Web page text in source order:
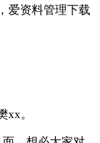
爱资料管理下载
xx。